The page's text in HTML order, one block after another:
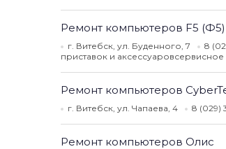
Ремонт компьютеров F5 (Ф5)
г. Витебск, ул. Буденного, 7 8
приставок и
Ремонт компьютеров
г. Витебск, ул. Чапаева, 4 8 (029)
Ремонт компьютеров Олис